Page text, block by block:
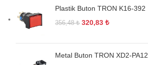
Plastik Buton TRON K16-392
356,48₺ 320,83 ₺
Metal Buton TRON XD2-PA12